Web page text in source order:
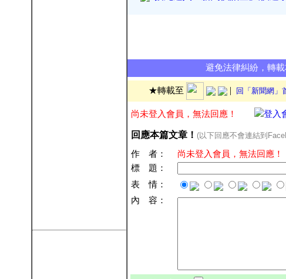
避免法律糾紛，轉
★轉載至 | 回「新聞網」
尚未登入會員，無法回應！ 登入
回應本篇文章！ (以下回應不會連結到
作 者：
尚未登入會員，無法回應！
標 題：
表 情：
內 容：